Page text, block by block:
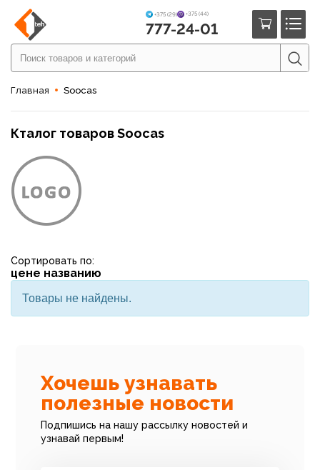
+375 (29) +375 (44)
777-24-01
Главная Soocas
Кталог товаров Soocas
Сортировать по:
цене названию
Товары не найдены.
Хочешь узнавать
полезные новости
Подпишись на нашу рассылку новостей и
узнавай первым!